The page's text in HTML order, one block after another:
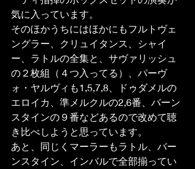
気に入っています。
そのほかうちにはほかにもフルトヴェ
ングラー、クリュイタンス、シャイ
ー、ラトルの全集と、サヴァリッシュ
の２枚組（４つ入ってる）、パーヴ
ォ・ヤルヴィも1,5,7,8、ドゥダメルの
エロイカ、準メルクルの2,6番、バーン
スタインの９番などあるので改めて聴
き比べしようと思っています。
あと、同じくマーラーもラトル、バー
ンスタイン、インバルで全部揃ってい